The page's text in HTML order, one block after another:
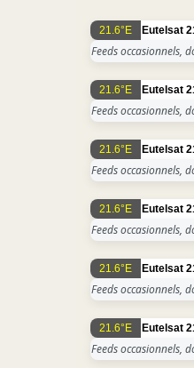
21.6°E Eutelsat
Feeds occasionnels,
21.6°E Eutelsat
Feeds occasionnels,
21.6°E Eutelsat
Feeds occasionnels,
21.6°E Eutelsat
Feeds occasionnels,
21.6°E Eutelsat
Feeds occasionnels,
21.6°E Eutelsat
Feeds occasionnels,